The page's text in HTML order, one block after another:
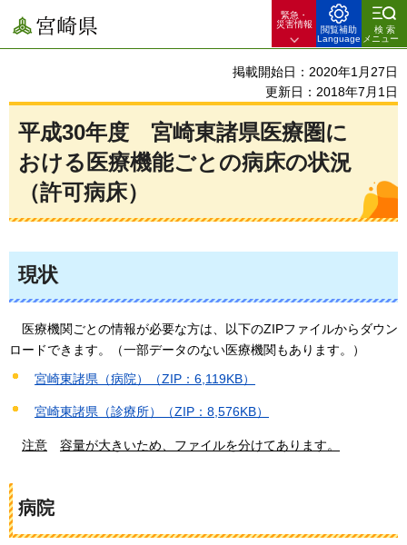
宮崎県
緊急・
災害情報
閲覧補助
Language
検索
メニュー
掲載開始日：2020年1月27日
更新日：2018年7月1日
平成30年度 宮崎東諸県医療圏に
おける医療機能ごとの病床の状況
（許可病床）
現状
医療機関ごとの情報が必要な方は、以下のZIPファイルからダウン
ロードできます。（一部データのない医療機関もあります。）
宮崎東諸県（病院）（ZIP：6,119KB）
宮崎東諸県（診療所）（ZIP：8,576KB）
注意 容量が大きいため、ファイルを分けてあります。
病院